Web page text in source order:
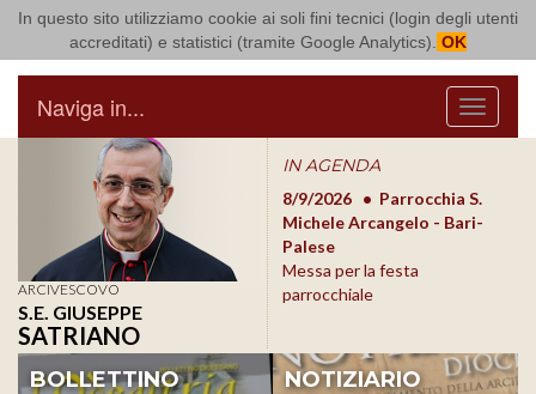
In questo sito utilizziamo cookie ai soli fini tecnici (login degli utenti
accreditati) e statistici (tramite Google Analytics). OK
Arcidiocesi di Bari Bitonto
Menu
Naviga in...
ARCIVESCOVO
S.E. GIUSEPPE
SATRIANO
IN AGENDA
8/17/2026
Conversano
Conferenza Episcopale
Pugliese
8/9/2026
Parrocchia S.
Michele Arcangelo - Bari-
Palese
Messa per la festa
parrocchiale
BOLLETTINO
NOTIZIARIO